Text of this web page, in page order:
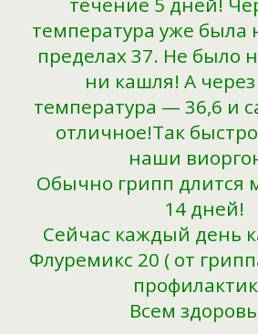
температура уже была
пределах 37. Не было
ни кашля! А
температура — 36,6 и
отличное!Так
наши
Обычно грипп длится
14 дней!
Сейчас каждый день
Флуремикс 20 ( от
Всем